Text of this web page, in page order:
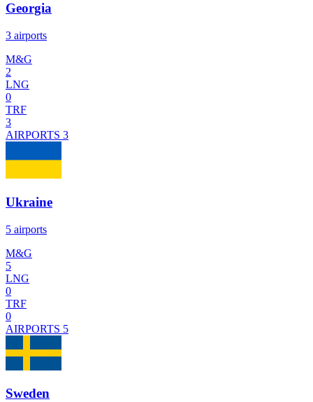
Georgia
3 airports
M&G
2
LNG
0
TRF
3
AIRPORTS 3
Ukraine
5 airports
M&G
5
LNG
0
TRF
0
AIRPORTS 5
Sweden